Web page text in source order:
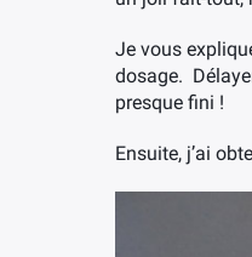
Je vous
dosage.
presque fini !
Ensuite, j’ai